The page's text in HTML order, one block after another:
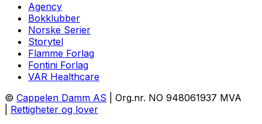
Agency
Bokklubber
Norske Serier
Storytel
Flamme Forlag
Fontini Forlag
VAR Healthcare
© Cappelen Damm AS | Org.nr. NO 948061937 MVA
Rettigheter og lover